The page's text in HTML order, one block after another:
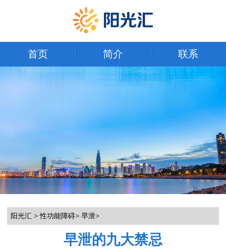
首页 简介 联系
阳光汇 >性功能障碍> 早泄>
早泄的九大禁忌